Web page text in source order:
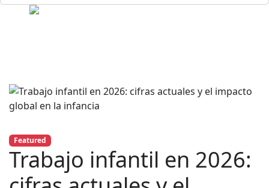
Featured
Trabajo infantil en 2026: